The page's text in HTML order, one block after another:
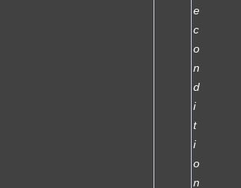
e
c
o
n
d
i
t
i
o
n